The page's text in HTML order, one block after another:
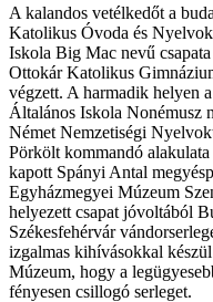
A kalandos vetélkedőt a
Katolikus Óvoda és
Iskola Big Mac nevű
Ottokár Katolikus
végzett. A harmadik helyen
Általános Iskola Nonémusz
Német Nemzetiségi
Pörkölt kommandó
kapott Spányi Antal
Egyházmegyei Múzeum
helyezett csapat jóvoltából
Székesfehérvár
izgalmas kihívásokkal
Múzeum, hogy a
fényesen csillogó serleget.